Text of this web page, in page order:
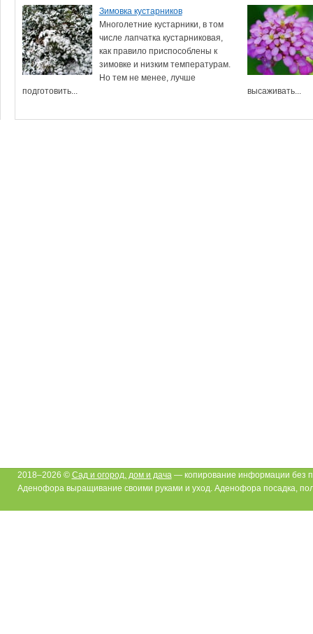
Зимовка кустарников
Многолетние кустарники, в том
числе лапчатка кустарниковая,
как правило приспособлены к
зимовке и низким температурам.
Но тем не менее, лучше
подготовить...
высаживать...
2018–2026 © Сад и огород, дом и дача— копирование информации без
Аденофора выращивание своими руками и уход. Аденофора посадка,